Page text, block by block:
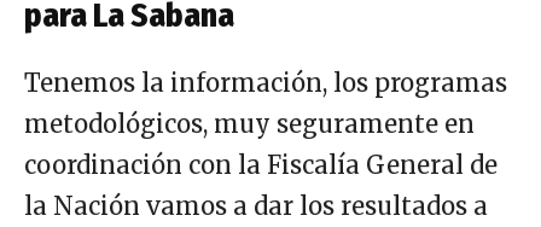
para La Sabana
Tenemos la información, los programas
metodológicos, muy seguramente en
coordinación con la Fiscalía General de
la Nación vamos a dar los resultados a